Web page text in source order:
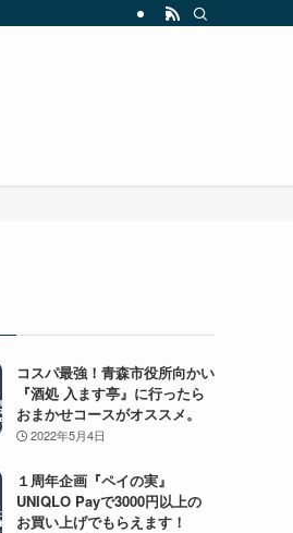
コスパ最強！青森市役所向かい
『酒処 入ます亭』に行ったら
おまかせコースがオススメ。
2022年5月4日
１周年企画『ペイの実』
UNIQLO Payで3000円以上の
お買い上げでもらえます！